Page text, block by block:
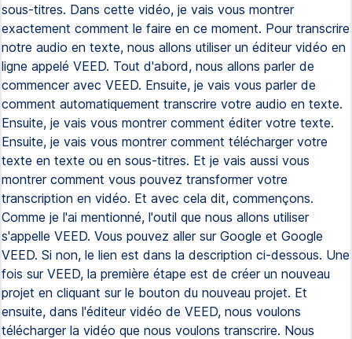
sous-titres. Dans cette vidéo, je vais vous montrer
exactement comment le faire en ce moment. Pour transcrire
notre audio en texte, nous allons utiliser un éditeur vidéo en
ligne appelé VEED. Tout d'abord, nous allons parler de
commencer avec VEED. Ensuite, je vais vous parler de
comment automatiquement transcrire votre audio en texte.
Ensuite, je vais vous montrer comment éditer votre texte.
Ensuite, je vais vous montrer comment télécharger votre
texte en texte ou en sous-titres. Et je vais aussi vous
montrer comment vous pouvez transformer votre
transcription en vidéo. Et avec cela dit, commençons.
Comme je l'ai mentionné, l'outil que nous allons utiliser
s'appelle VEED. Vous pouvez aller sur Google et Google
VEED. Si non, le lien est dans la description ci-dessous. Une
fois sur VEED, la première étape est de créer un nouveau
projet en cliquant sur le bouton du nouveau projet. Et
ensuite, dans l'éditeur vidéo de VEED, nous voulons
télécharger la vidéo que nous voulons transcrire. Nous